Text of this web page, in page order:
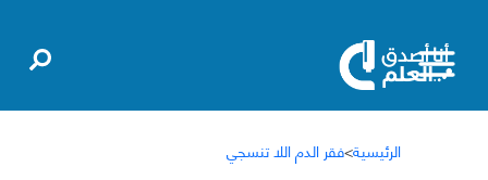
الرئيسية>فقر الدم اللا تنسجي